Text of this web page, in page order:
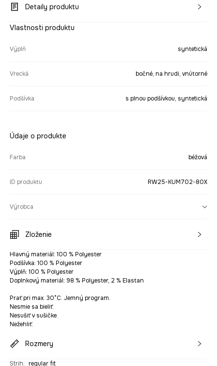
Detaily produktu
Vlastnosti produktu
Výplň syntetická
Vrecká bočné, na hrudi, vnútorné
Podšívka s plnou podšívkou, syntetická
Údaje o produkte
Farba béžová
ID produktu RW25-KUM702-80X
Výrobca
Zloženie
Hlavný materiál: 100 % Polyester
Podšívka: 100 % Polyester
Výplň: 100 % Polyester
Doplnkový materiál: 98 % Polyester, 2 % Elastan
Prať pri max. 30°C. Jemný program.
Nesmie sa bieliť.
Nesušiť v sušičke.
Nežehliť.
Rozmery
Strih: regular fit